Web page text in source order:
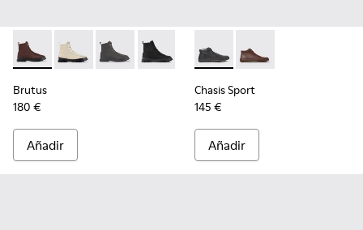
Brutus - K300427-006 - Botines marrones de tejido y piel
Brutus - K300427-016
Brutus - K300427-005
Brutus - K300427-004 - Botas negras
Brutus
180 €
Añadir
Chasis Sport - K300236-
Chasis Sport -
Chasis Sport
145 €
Añadir